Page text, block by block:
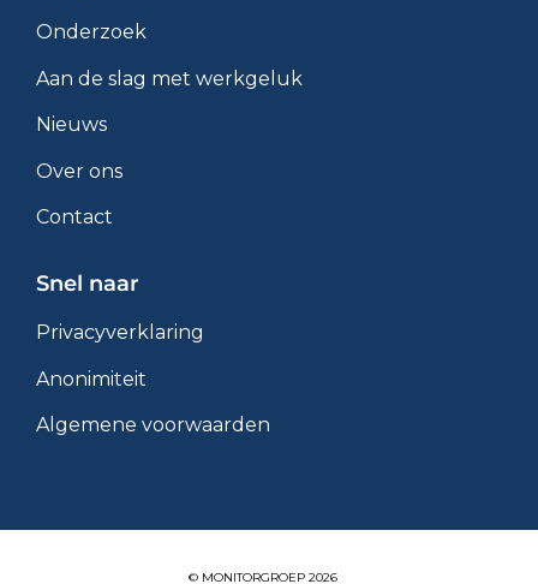
Onderzoek
Aan de slag met werkgeluk
Nieuws
Over ons
Contact
Snel naar
Privacyverklaring
Anonimiteit
Algemene voorwaarden
© MONITORGROEP 2026